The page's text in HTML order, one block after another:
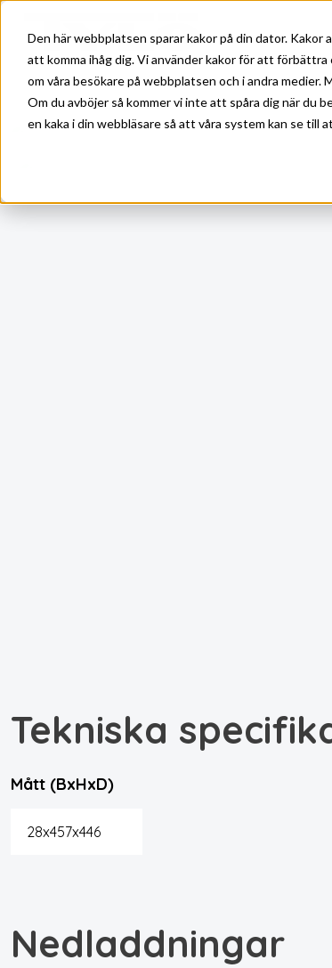
Den här webbplatsen sparar kakor på din dator.
att komma ihåg dig. Vi använder kakor för att
om våra besökare på webbplatsen och i andra
Om du avböjer så kommer vi inte att spåra dig när du
en kaka i din webbläsare så att våra system kan se till
Skip to main content
Tekniska
Mått (BxHxD)
28x457x446
Nedladdningar